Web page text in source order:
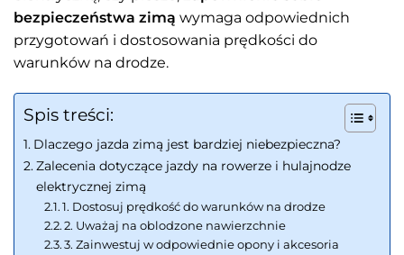
bezpieczeństwa zimą wymaga odpowiednich
przygotowań i dostosowania prędkości do
warunków na drodze.
Spis treści:
Dlaczego jazda zimą jest bardziej niebezpieczna?
Zalecenia dotyczące jazdy na rowerze i hulajnodze
elektrycznej zimą
1. Dostosuj prędkość do warunków na drodze
2. Uważaj na oblodzone nawierzchnie
3. Zainwestuj w odpowiednie opony i akcesoria